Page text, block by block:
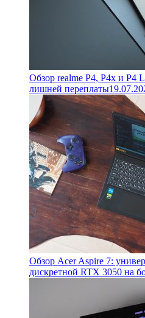
Обзор realme P4, P4x и P4
лишней переплаты
Обзор Acer Aspire 7:
дискретной RTX 3050 на